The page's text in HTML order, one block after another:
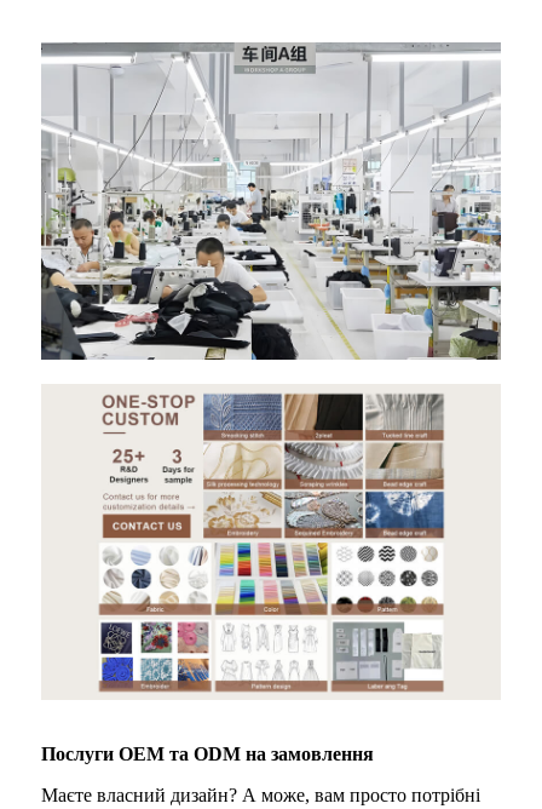
Послуги OEM та ODM на замовлення
Маєте власний дизайн? А може, вам просто потрібні